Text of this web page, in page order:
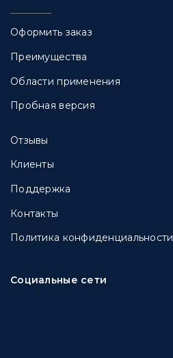
Оформить заказ
Преимущества
Области применения
Пробная версия
Отзывы
Клиенты
Поддержка
Контакты
Политика конфиденциальности
Социальные сети